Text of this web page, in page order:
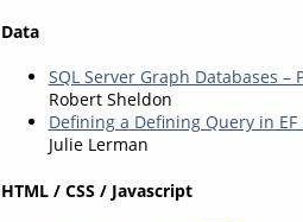
Data
SQL Server Graph Databases
Robert Sheldon
Defining a Defining Query in EF
Julie Lerman
HTML / CSS / Javascript